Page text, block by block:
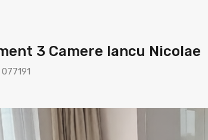
3 Camere Iancu Nicolae